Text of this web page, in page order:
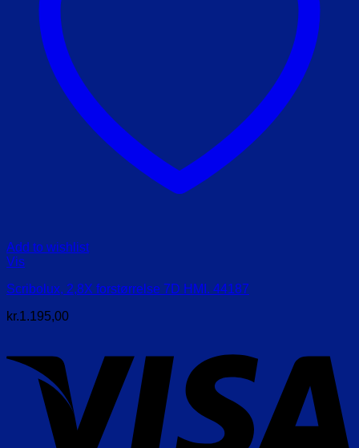
Add to wishlist
Vis
Scribolux, 2,8X forstørrelse 7D HMI. 44187
kr.1.195,00